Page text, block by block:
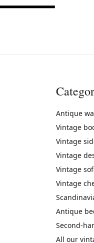
Antique
Vintage
Vintage
Vintage
Vintage
Vintage
Antique
Second-
All our